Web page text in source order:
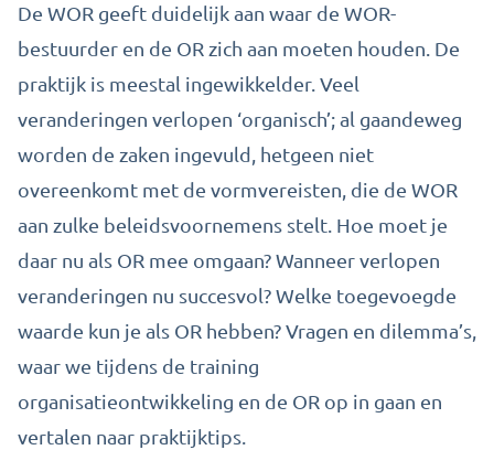
De WOR geeft duidelijk aan waar de WOR-
bestuurder en de OR zich aan moeten houden. De
praktijk is meestal ingewikkelder. Veel
veranderingen verlopen ‘organisch’; al gaandeweg
worden de zaken ingevuld, hetgeen niet
overeenkomt met de vormvereisten, die de WOR
aan zulke beleidsvoornemens stelt. Hoe moet je
daar nu als OR mee omgaan? Wanneer verlopen
veranderingen nu succesvol? Welke toegevoegde
waarde kun je als OR hebben? Vragen en dilemma’s,
waar we tijdens de training
organisatieontwikkeling en de OR op in gaan en
vertalen naar praktijktips.